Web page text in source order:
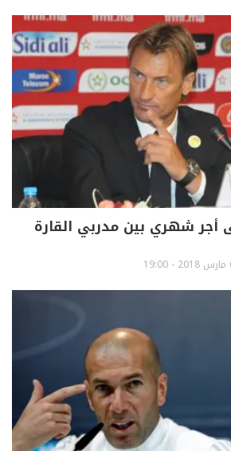
أجر شهري بين مدربي القارة